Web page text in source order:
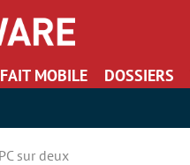
MOBILE DOSSIERS
sur deux